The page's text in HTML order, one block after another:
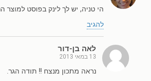
הי טניה, יש לך לינק בפוסט למוצר
להגיב
לאה בן-דור
13 במאי 2013
נראה מתכון מנצח !! תודה הגר.